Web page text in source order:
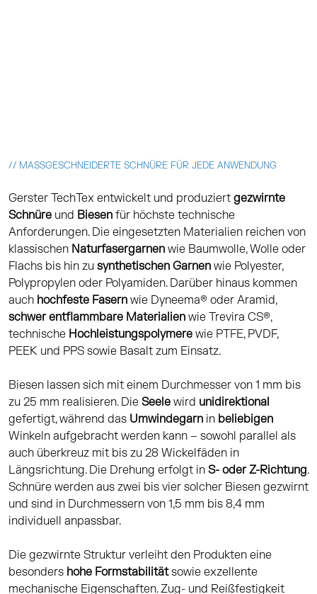
// MASSGESCHNEIDERTE SCHNÜRE FÜR JEDE ANWENDUNG
Gerster TechTex entwickelt und produziert gezwirnte
Schnüre und Biesen für höchste technische
Anforderungen. Die eingesetzten Materialien reichen von
klassischen Naturfasergarnen wie Baumwolle, Wolle oder
Flachs bis hin zu synthetischen Garnen wie Polyester,
Polypropylen oder Polyamiden. Darüber hinaus kommen
auch hochfeste Fasern wie Dyneema® oder Aramid,
schwer entflammbare Materialien wie Trevira CS®,
technische Hochleistungspolymere wie PTFE, PVDF,
PEEK und PPS sowie Basalt zum Einsatz.
Biesen lassen sich mit einem Durchmesser von 1 mm bis
zu 25 mm realisieren. Die Seele wird unidirektional
gefertigt, während das Umwindegarn in beliebigen
Winkeln aufgebracht werden kann – sowohl parallel als
auch überkreuz mit bis zu 28 Wickelfäden in
Längsrichtung. Die Drehung erfolgt in S- oder Z-Richtung.
Schnüre werden aus zwei bis vier solcher Biesen gezwirnt
und sind in Durchmessern von 1,5 mm bis 8,4 mm
individuell anpassbar.
Die gezwirnte Struktur verleiht den Produkten eine
besonders hohe Formstabilitätsowie exzellente
mechanische Eigenschaften. Zug- und Reißfestigkeit